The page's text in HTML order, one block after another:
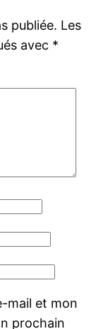
publiée. Les
avec *
mail et mon
prochain